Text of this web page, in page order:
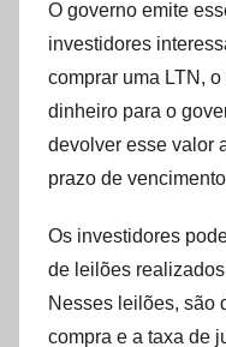
O governo emite
investidores
comprar uma LTN,
dinheiro para o
devolver esse valor
prazo de
Os investidores
de leilões
Nesses leilões, são
compra e a taxa de